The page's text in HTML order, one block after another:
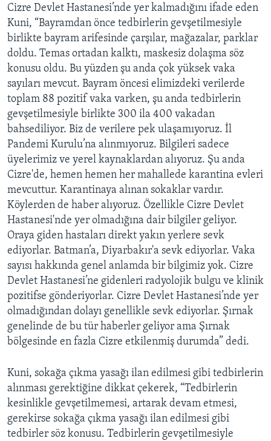
Cizre Devlet Hastanesi’nde yer kalmadığını ifade eden
Kuni, “Bayramdan önce tedbirlerin gevşetilmesiyle
birlikte bayram arifesinde çarşılar, mağazalar, parklar
doldu. Temas ortadan kalktı, maskesiz dolaşma söz
konusu oldu. Bu yüzden şu anda çok yüksek vaka
sayıları mevcut. Bayram öncesi elimizdeki verilerde
toplam 88 pozitif vaka varken, şu anda tedbirlerin
gevşetilmesiyle birlikte 300 ila 400 vakadan
bahsediliyor. Biz de verilere pek ulaşamıyoruz. İl
Pandemi Kurulu’na alınmıyoruz. Bilgileri sadece
üyelerimiz ve yerel kaynaklardan alıyoruz. Şu anda
Cizre'de, hemen hemen her mahallede karantina evleri
mevcuttur. Karantinaya alınan sokaklar vardır.
Köylerden de haber alıyoruz. Özellikle Cizre Devlet
Hastanesi'nde yer olmadığına dair bilgiler geliyor.
Oraya giden hastaları direkt yakın yerlere sevk
ediyorlar. Batman’a, Diyarbakır'a sevk ediyorlar. Vaka
sayısı hakkında genel anlamda bir bilgimiz yok. Cizre
Devlet Hastanesi’ne gidenleri radyolojik bulgu ve klinik
pozitifse gönderiyorlar. Cizre Devlet Hastanesi’nde yer
olmadığından dolayı genellikle sevk ediyorlar. Şırnak
genelinde de bu tür haberler geliyor ama Şırnak
bölgesinde en fazla Cizre etkilenmiş durumda” dedi.
Kuni, sokağa çıkma yasağı ilan edilmesi gibi tedbirlerin
alınması gerektiğine dikkat çekerek, “Tedbirlerin
kesinlikle gevşetilmemesi, artarak devam etmesi,
gerekirse sokağa çıkma yasağı ilan edilmesi gibi
tedbirler söz konusu. Tedbirlerin gevşetilmesiyle